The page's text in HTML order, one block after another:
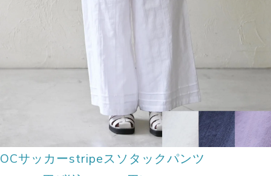
OCサッカーstripeスソタックパンツ